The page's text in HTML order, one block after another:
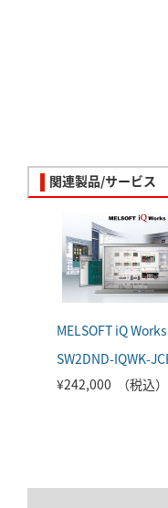
関連製品/サービス
MELSOFT iQ
SW2DND-IQWK-
¥242,000 （税込）